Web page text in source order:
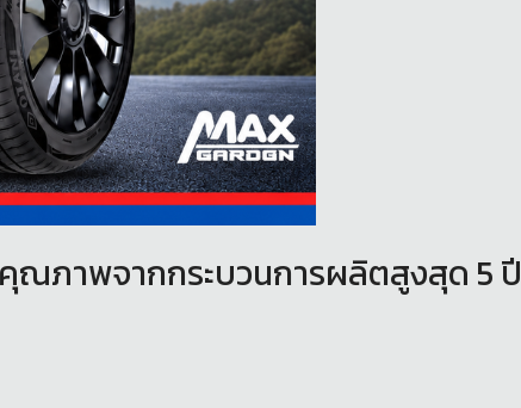
คุณภาพจากกระบวนการผลิตสูงสุด 5 ปี